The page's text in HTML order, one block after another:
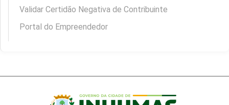
Validar Certidão Negativa de Contribuinte
Portal do Empreendedor